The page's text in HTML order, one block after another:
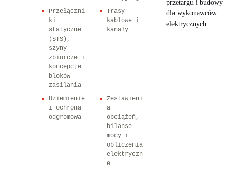
Przełączni
ki
statyczne
(STS),
szyny
zbiorcze i
koncepcje
bloków
zasilania
Trasy
kablowe i
kanały
Uziemienie
i ochrona
odgromowa
Zestawieni
a
obciążeń,
bilanse
mocy i
obliczenia
elektryczn
e
przetargu i budowy
dla wykonawców
elektrycznych